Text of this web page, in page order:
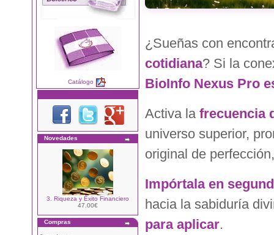
Catálogo
Novedades
3. Riqueza y Éxito Financiero
47.00€
Compras
¿Sueñas con
cotidiana? Si la
BioInfo Nexus Pro
Activa la frecuencia
universo superior,
original de
Impórtala en
hacia la sabiduría
para aplicar.